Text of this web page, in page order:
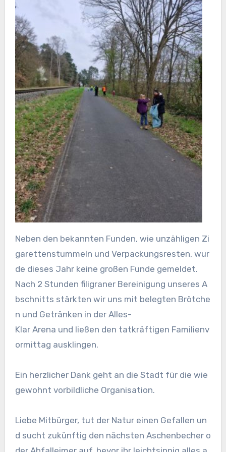
Neben den bekannten Funden, wie unzähligen Zi
garettenstummeln und Verpackungsresten, wur
de dieses Jahr keine großen Funde gemeldet.
Nach 2 Stunden filigraner Bereinigung unseres A
bschnitts stärkten wir uns mit belegten Brötche
n und Getränken in der Alles-
Klar Arena und ließen den tatkräftigen Familienv
ormittag ausklingen.
Ein herzlicher Dank geht an die Stadt für die wie
gewohnt vorbildliche Organisation.
Liebe Mitbürger, tut der Natur einen Gefallen un
d sucht zukünftig den nächsten Aschenbecher o